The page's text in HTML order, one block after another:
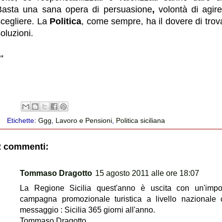
una sana opera di persuasione, volontà di
La Politica, come sempre, ha il dovere di
Etichette:Ggg Lavoro e Pensioni Politica siciliana
commenti:
Tommaso Dragotto 15 agosto 2011 alle ore 18:07
La Regione Sicilia quest'anno è uscita con
campagna promozionale turistica a livello nazionale
messaggio : Sicilia 365 giorni all'anno.